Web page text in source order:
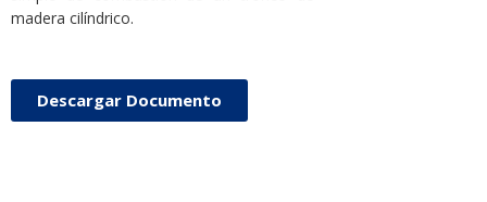
madera cilíndrico.
Descargar Documento